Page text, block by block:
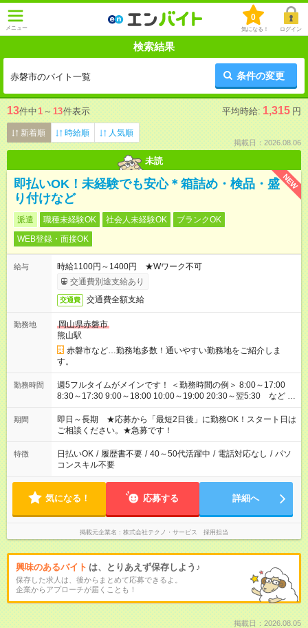
メニュー
0
気になる！ ログイン
検索結果
赤磐市のバイト一覧 条件の変更
13件中1 ～ 13件表示 平均時給: 1,315 円
新着順 時給順 人気順
掲載日：2026.08.06
未読
NEW
即払いOK！未経験でも安心＊箱詰め・検品・盛
り付けなど
派遣 職種未経験OK 社会人未経験OK
ブランクOK
WEB登録・面接OK
給与
時給1100円～1400円 ★Wワーク不可
交通費別途支給あり
交通費 交通費全額支給
勤務地
岡山県赤磐市
熊山駅
赤磐市など…勤務地多数！通いやすい勤務地をご紹介しま
す。
勤務時間
週5フルタイムがメインです！ ＜勤務時間の例＞ 8:00～17:00
8:30～17:30 9:00～18:00 10:00～19:00 20:30～翌5:30 など ★
その他にも勤務時間多数！ 日勤のみ、残業なし、交替制など
ご希望を教えてください！
期間
即日～長期 ★応募から「最短2日後」に勤務OK！スタート日は
ご相談ください。★急募です！
特徴 日払いOK / 履歴書不要 / 40～50代活躍中 / 電話対応なし / パソ
コンスキル不要
気になる！ 応募する 詳細へ
掲載元企業名 株式会社テクノ・サービス 採用担当
興味のあるバイト は、とりあえず保存しよう♪
保存した求人は、後からまとめて応募できるよ。
企業からアプローチが届くことも！
掲載日：2026.08.05